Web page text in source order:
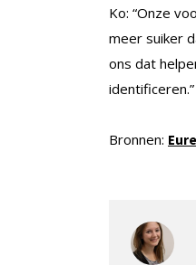
Ko: “Onze
meer suiker
ons dat
identificeren.”
Bronnen: E